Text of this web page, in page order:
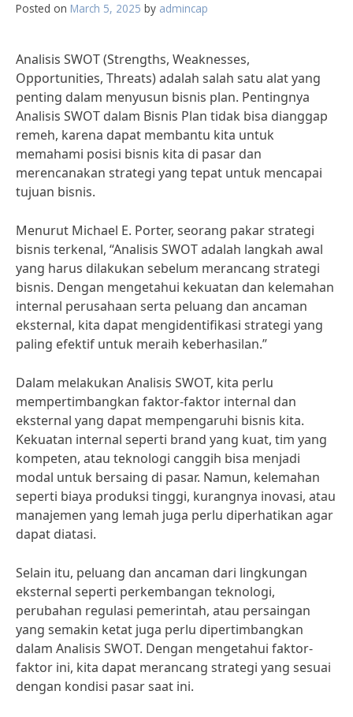
Posted on March 5, 2025 by admincap
Analisis SWOT (Strengths, Weaknesses,
Opportunities, Threats) adalah salah satu alat yang
penting dalam menyusun bisnis plan. Pentingnya
Analisis SWOT dalam Bisnis Plan tidak bisa dianggap
remeh, karena dapat membantu kita untuk
memahami posisi bisnis kita di pasar dan
merencanakan strategi yang tepat untuk mencapai
tujuan bisnis.
Menurut Michael E. Porter, seorang pakar strategi
bisnis terkenal, “Analisis SWOT adalah langkah awal
yang harus dilakukan sebelum merancang strategi
bisnis. Dengan mengetahui kekuatan dan kelemahan
internal perusahaan serta peluang dan ancaman
eksternal, kita dapat mengidentifikasi strategi yang
paling efektif untuk meraih keberhasilan.”
Dalam melakukan Analisis SWOT, kita perlu
mempertimbangkan faktor-faktor internal dan
eksternal yang dapat mempengaruhi bisnis kita.
Kekuatan internal seperti brand yang kuat, tim yang
kompeten, atau teknologi canggih bisa menjadi
modal untuk bersaing di pasar. Namun, kelemahan
seperti biaya produksi tinggi, kurangnya inovasi, atau
manajemen yang lemah juga perlu diperhatikan agar
dapat diatasi.
Selain itu, peluang dan ancaman dari lingkungan
eksternal seperti perkembangan teknologi,
perubahan regulasi pemerintah, atau persaingan
yang semakin ketat juga perlu dipertimbangkan
dalam Analisis SWOT. Dengan mengetahui faktor-
faktor ini, kita dapat merancang strategi yang sesuai
dengan kondisi pasar saat ini.